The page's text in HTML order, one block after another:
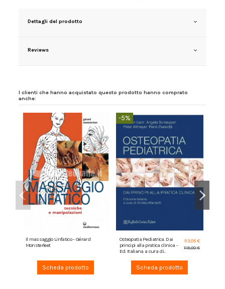
Dettagli del prodotto
Reviews
I clienti che hanno acquistato questo prodotto hanno comprato
anche:
Il massaggio Linfatico - Gérard
Monsterleet
Scheda prodotto
-5%
Osteopatia Pediatrica. Dai
principi alla pratica clinica -
Ed. Italiana a cura di...
113,05 €
119,00 €
Scheda prodotto